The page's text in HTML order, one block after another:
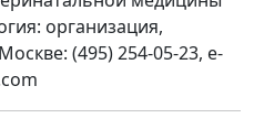
организация,
(495) 254-05-23, e-